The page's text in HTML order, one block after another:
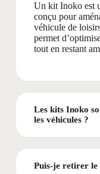
Un kit Inoko est
conçu pour
véhicule de
permet
tout en restant
Les kits Inoko
les véhicules ?
Puis-je retirer le